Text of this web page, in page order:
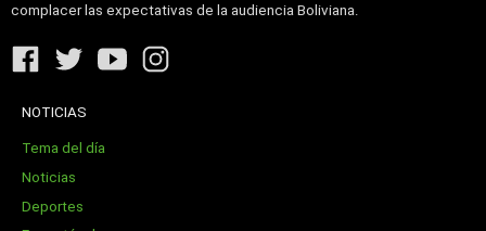
complacer las expectativas de la audiencia Boliviana.
NOTICIAS
Tema del día
Noticias
Deportes